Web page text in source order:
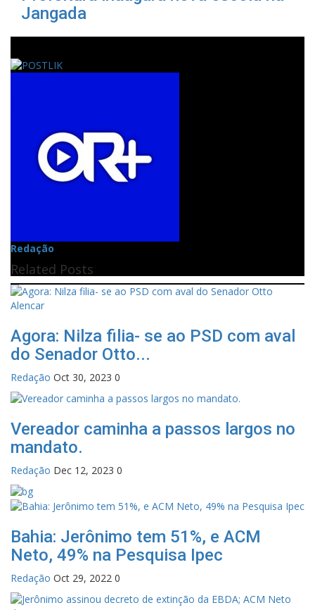
Jangada
Redação
Related Posts
Agora: Nilza filia- se ao PSD com aval
do Senador Otto...
Redação Oct 30, 2023 0
Vereador caminha a passos largos no
mandato.
Redação Dec 12, 2023 0
Bahia: Jerônimo tem 51%, e ACM
Neto, 49% na Pesquisa Ipec
Redação Oct 29, 2022 0